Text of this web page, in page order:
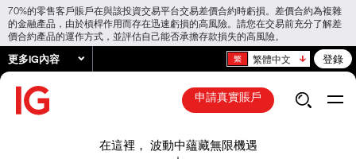
70%的零售客戶賬戶在與該投資交易平台交易差價合約時虧損。差價合約為複雜
的金融產品，由於槓桿作用而存在迅速虧損的高風險。請您在交易前充分了解差
價合約產品的運作方式，並評估自己能否承擔存款損失的高風險。
更多IG內容 繁體中文 登錄
申請真實賬戶
在這裡， 波動中蘊藏無限機遇